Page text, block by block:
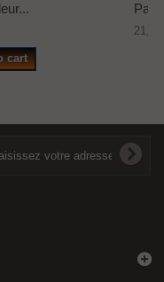
cart